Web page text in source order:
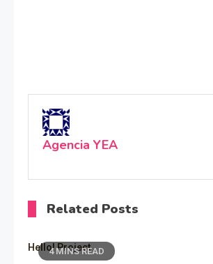
Agencia YEA
Related Posts
4 MINS READ
Hello! Project